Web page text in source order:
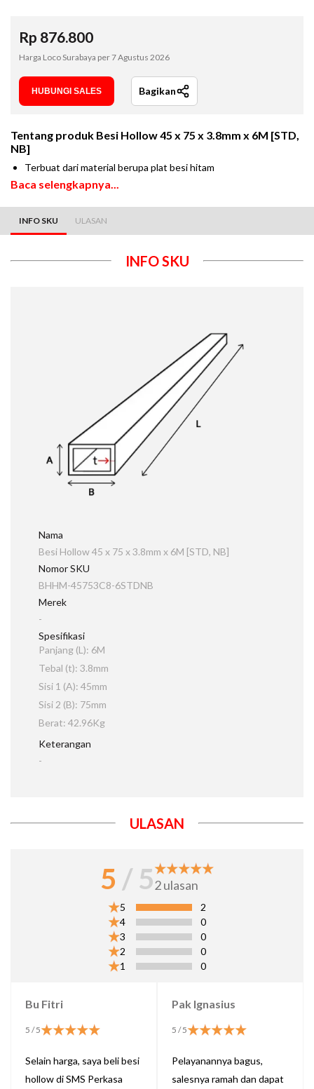
Rp 876.800
Harga Loco Surabaya per7 Agustus 2026
HUBUNGI SALES Bagikan
Tentang produk Besi Hollow 45 x 75 x 3.8mm x 6M [STD,
NB]
Terbuat dari material berupa plat besi hitam
Baca selengkapnya...
INFO SKU ULASAN
INFO SKU
Nama
Besi Hollow 45 x 75 x 3.8mm x 6M [STD, NB]
Nomor SKU
BHHM-45753C8-6STDNB
Merek
-
Spesifikasi
Panjang (L): 6M
Tebal (t): 3.8mm
Sisi 1 (A): 45mm
Sisi 2 (B): 75mm
Berat: 42.96Kg
Keterangan
-
ULASAN
5 / 52ulasan
5
2
4
0
3
0
2
0
1
0
Bu Fitri
5 / 5
Selain harga, saya beli besi
hollow di SMS Perkasa
Pak Ignasius
5 / 5
Pelayanannya bagus,
salesnya ramah dan dapat